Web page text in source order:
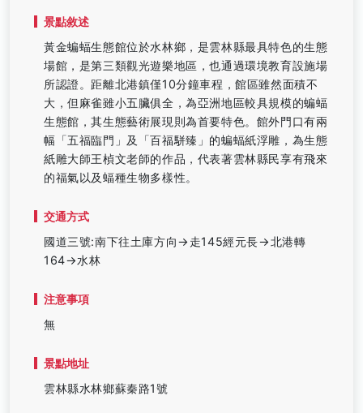
景點敘述
黃金蝙蝠生態館位於水林鄉，是雲林縣最具特色的生態
場館，是第三類觀光遊樂地區，也通過環境教育設施場
所認證。距離北港鎮僅10分鐘車程，館區雖然面積不
大，但麻雀雖小五臟俱全，為亞洲地區較具規模的蝙蝠
生態館，其生態藝術展現則為首要特色。館外門口有兩
幅「五福臨門」及「百福駢臻」的蝙蝠紙浮雕，為生態
紙雕大師王楨文老師的作品，代表著雲林縣民享有飛來
的福氣以及蝠種生物多樣性。
交通方式
國道三號:南下往土庫方向→走145經元長→北港轉
164→水林
注意事項
無
景點地址
雲林縣水林鄉蘇秦路1號